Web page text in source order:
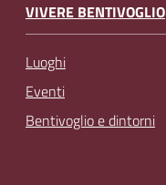
VIVERE BENTIVOGLIO
Luoghi
Eventi
Bentivoglio e dintorni